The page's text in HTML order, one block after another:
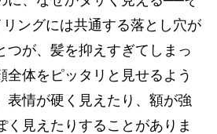
リングには共通する落とし穴が
つが、髪を抑えすぎてしまっ
全体をピッタリと見せるよう
表情が硬く見えたり、額が強
く見えたりすることがありま